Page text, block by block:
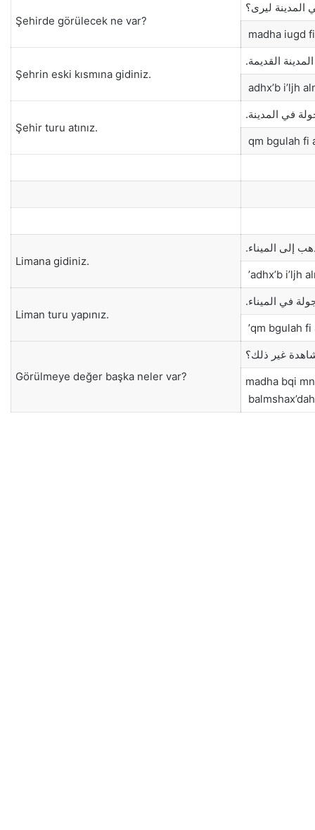
Şehirde görülecek ne var?
المدينة ليرى؟
madha iugd
Şehrin eski kısmına gidiniz.
القديمة.
adhx’b i’ljh
Şehir turu atınız.
في المدينة.
qm bgulah fi
Limana gidiniz.
إلى الميناء.
adhx’b i’ljh
Liman turu yapınız.
في الميناء.
qm bgulah fi
Görülmeye değer başka neler var?
غير ذلك؟
madha bqi